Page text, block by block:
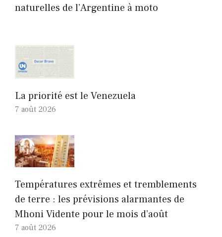
naturelles de l’Argentine à moto
La priorité est le Venezuela
7 août 2026
Températures extrêmes et tremblements
de terre : les prévisions alarmantes de
Mhoni Vidente pour le mois d’août
7 août 2026